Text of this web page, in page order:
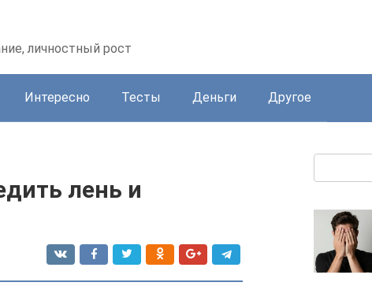
личностный рост
Интересно Тесты Деньги Другое
лень и